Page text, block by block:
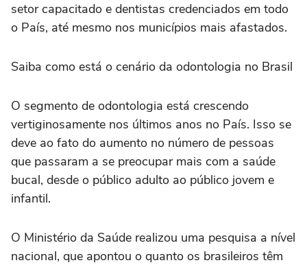
setor capacitado e dentistas credenciados em todo
o País, até mesmo nos municípios mais afastados.
Saiba como está o cenário da odontologia no Brasil
O segmento de odontologia está crescendo
vertiginosamente nos últimos anos no País. Isso se
deve ao fato do aumento no número de pessoas
que passaram a se preocupar mais com a saúde
bucal, desde o público adulto ao público jovem e
infantil.
O Ministério da Saúde realizou uma pesquisa a nível
nacional, que apontou o quanto os brasileiros têm